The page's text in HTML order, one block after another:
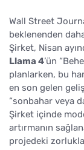
Wall Street
beklenenden
Şirket, Nisan
Llama 4’ün
planlarken, bu
en son gelen
“sonbahar veya
Şirket içinde
artırmanın
projedeki